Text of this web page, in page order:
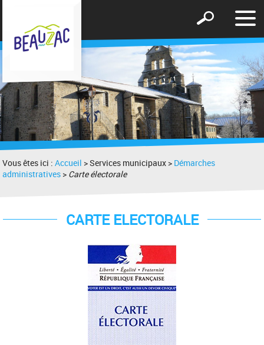
le
Afficher
formulaire
de
recherche
Vous êtes ici :Accueil > Services municipaux > Démarches
administratives > Carte électorale
CARTE ELECTORALE